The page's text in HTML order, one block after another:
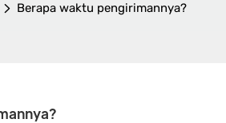
Berapa waktu pengirimannya?